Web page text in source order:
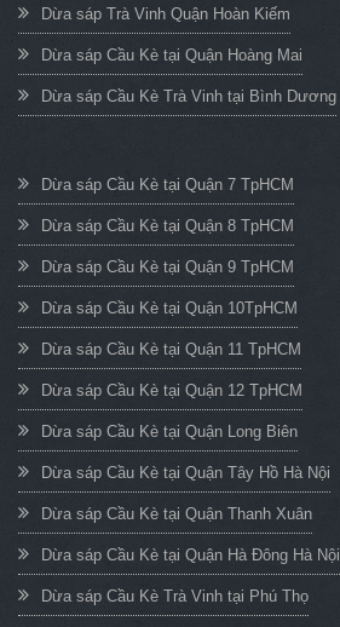
Dừa sáp Trà Vinh Quận Hoàn Kiếm
Dừa sáp Cầu Kè tại Quận Hoàng Mai
Dừa sáp Cầu Kè Trà Vinh tại Bình Dương
Dừa sáp Cầu Kè tại Quận 7 TpHCM
Dừa sáp Cầu Kè tại Quận 8 TpHCM
Dừa sáp Cầu Kè tại Quận 9 TpHCM
Dừa sáp Cầu Kè tại Quận 10TpHCM
Dừa sáp Cầu Kè tại Quận 11 TpHCM
Dừa sáp Cầu Kè tại Quận 12 TpHCM
Dừa sáp Cầu Kè tại Quận Long Biên
Dừa sáp Cầu Kè tại Quận Tây Hồ Hà Nội
Dừa sáp Cầu Kè tại Quận Thanh Xuân
Dừa sáp Cầu Kè tại Quận Hà Đông Hà Nội
Dừa sáp Cầu Kè Trà Vinh tại Phú Thọ